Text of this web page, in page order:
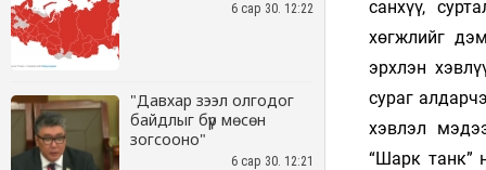
6 сар 30. 12:22
"Давхар зээл олгодог
байдлыг бүр мөсөн
зогсооно"
6 сар 30. 12:21